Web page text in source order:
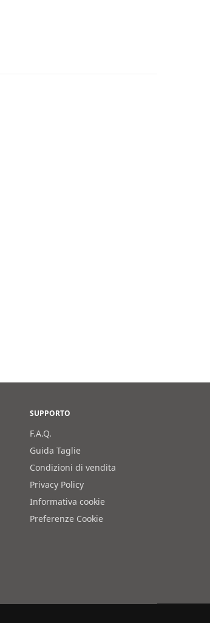
SUPPORTO
F.A.Q.
Guida Taglie
Condizioni di vendita
Privacy Policy
Informativa cookie
Preferenze Cookie